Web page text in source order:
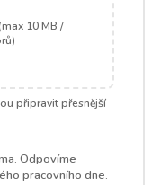
10 MB /
připravit přesnější
Odpovíme
pracovního dne.